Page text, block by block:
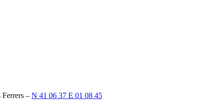
Ferrers – N 41 06 37 E 01 08 45